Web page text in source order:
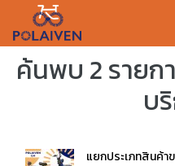
ค้นพบ 2 รายก
บ
แยกประเภทสินค้า